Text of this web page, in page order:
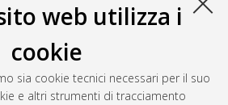
web utilizza i
cookie
sia cookie tecnici necessari per il suo
e altri strumenti di tracciamento